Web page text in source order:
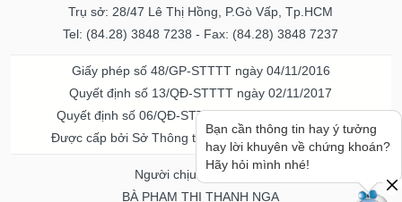
Trụ sở: 28/47 Lê Thị Hồng, P.Gò Vấp, Tp.HCM
Tel: (84.28) 3848 7238 - Fax: (84.28) 3848 7237
Giấy phép số 48/GP-STTTT ngày 04/11/2016
Quyết định số 13/QĐ-STTTT ngày 02/11/2017
Quyết định số 06/QĐ-STTTT-ICP ngày 20/07/2023
Được cấp bởi Sở Thông tin và Truyền thông TPHCM
Người chịu trách nhiệm
BÀ PHẠM THỊ THANH NGA
Bạn cần thông tin hay ý tưởng
hay lời khuyên về chứng khoán?
Hãy hỏi mình nhé!